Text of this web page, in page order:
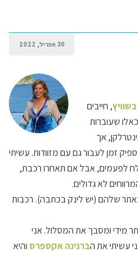
30 אפריל, 2022
, חייבים
שעוברות
אך
זמן לעבור גם עם מזוודות. עשיתי
לפעמים, אבל אם תאחרו רכבת,
לא גדולים.
שלהם (יש לינק בכתבה). רכבות
מידי ומסבך את המסלול. אני
עשיתי את הברנינה אקספרס והיא